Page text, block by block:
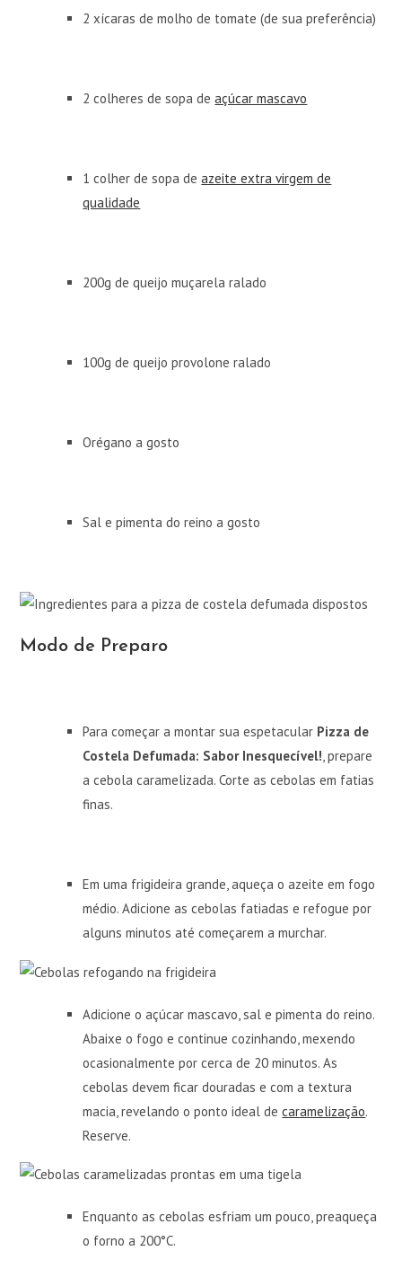
2 xícaras de molho de tomate (de sua preferência)
2 colheres de sopa deaçúcar mascavo
1 colher de sopa deazeite extra virgem de
qualidade
200g de queijo muçarela ralado
100g de queijo provolone ralado
Orégano a gosto
Sal e pimenta do reino a gosto
Modo de Preparo
Para começar a montar sua espetacular Pizza de
Costela Defumada: Sabor Inesquecível! , prepare
a cebola caramelizada. Corte as cebolas em fatias
finas.
Em uma frigideira grande, aqueça o azeite em fogo
médio. Adicione as cebolas fatiadas e refogue por
alguns minutos até começarem a murchar.
Adicione o açúcar mascavo, sal e pimenta do reino.
Abaixe o fogo e continue cozinhando, mexendo
ocasionalmente por cerca de 20 minutos. As
cebolas devem ficar douradas e com a textura
macia, revelando o ponto ideal decaramelização.
Reserve.
Enquanto as cebolas esfriam um pouco, preaqueça
o forno a 200°C.